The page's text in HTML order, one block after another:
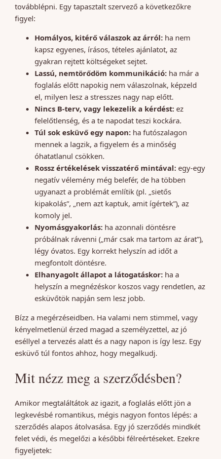
továbblépni. Egy tapasztalt szervező a következőkre
figyel:
Homályos, kitérő válaszok az árról: ha nem
kapsz egyenes, írásos, tételes ajánlatot, az
gyakran rejtett költségeket sejtet.
Lassú, nemtörődöm kommunikáció: ha már a
foglalás előtt napokig nem válaszolnak, képzeld
el, milyen lesz a stresszes nagy nap előtt.
Nincs B-terv, vagy lekezelik a kérdést: ez
felelőtlenség, és a te napodat teszi kockára.
Túl sok esküvő egy napon: ha futószalagon
mennek a lagzik, a figyelem és a minőség
óhatatlanul csökken.
Rossz értékelések visszatérő mintával: egy-egy
negatív vélemény még belefér, de ha többen
ugyanazt a problémát említik (pl. „sietős
kipakolás”, „nem azt kaptuk, amit ígértek”), az
komoly jel.
Nyomásgyakorlás: ha azonnali döntésre
próbálnak rávenni („már csak ma tartom az árat”),
légy óvatos. Egy korrekt helyszín ad időt a
megfontolt döntésre.
Elhanyagolt állapot a látogatáskor: ha a
helyszín a megnézéskor koszos vagy rendetlen, az
esküvőtök napján sem lesz jobb.
Bízz a megérzéseidben. Ha valami nem stimmel, vagy
kényelmetlenül érzed magad a személyzettel, az jó
eséllyel a tervezés alatt és a nagy napon is így lesz. Egy
esküvő túl fontos ahhoz, hogy megalkudj.
Mit nézz meg a szerződésben?
Amikor megtaláltátok az igazit, a foglalás előtt jön a
legkevésbé romantikus, mégis nagyon fontos lépés: a
szerződés alapos átolvasása. Egy jó szerződés mindkét
felet védi, és megelőzi a későbbi félreértéseket. Ezekre
figyeljetek: